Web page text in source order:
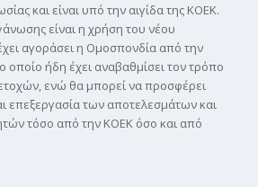
και είναι υπό την αιγίδα της ΚΟΕΚ.
είναι η χρήση του νέου
αγοράσει η Ομοσπονδία από την
οποίο ήδη έχει αναβαθμίσει τον τρόπο
ενώ θα μπορεί να προσφέρει
επεξεργασία των αποτελεσμάτων και
τόσο από την ΚΟΕΚ όσο και από